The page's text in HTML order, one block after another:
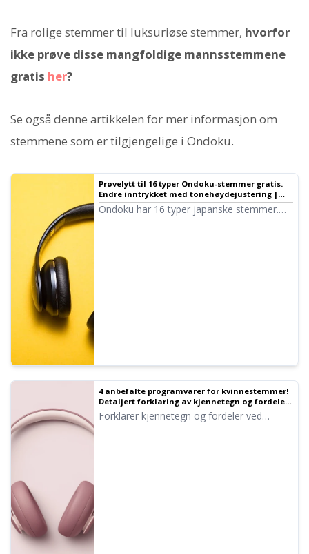
Fra rolige stemmer til luksuriøse stemmer, hvorfor
ikke prøve disse mangfoldige mannsstemmene
gratis her?
Se også denne artikkelen for mer informasjon om
stemmene som er tilgjengelige i Ondoku.
Prøvelytt til 16 typer Ondoku-stemmer gratis.
Endre inntrykket med tonehøydejustering |
Ondoku
Ondoku har 16 typer japanske stemmer.
4 anbefalte programvarer for kvinnestemmer!
Detaljert forklaring av kjennetegn og fordeler
| Ondoku
Forklarer kjennetegn og fordeler ved